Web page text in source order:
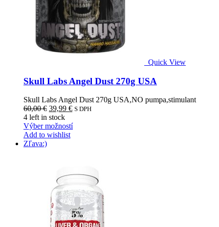
Quick View
Skull Labs Angel Dust 270g USA
Skull Labs Angel Dust 270g USA,NO pumpa,stimulant
60,00€ Pôvodná
cena
bola:
60,00 €.
39,99 €Aktuálna
je:
S DPH
4 left in stock
Výber možnostíTento
môžete
vybrať
na
stránke
produktu.
Add to wishlist
Zľava:)